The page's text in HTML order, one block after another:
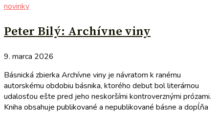
novinky
Peter Bilý: Archívne viny
9. marca 2026
Básnická zbierka Archívne viny je návratom k ranému
autorskému obdobiu básnika, ktorého debut bol literárnou
udalosťou ešte pred jeho neskoršími kontroverznými prózami.
Kniha obsahuje publikované a nepublikované básne a dopĺňa